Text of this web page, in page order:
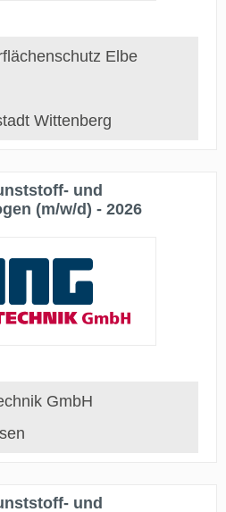
Elbe
Wittenberg
und
(m/w/d) - 2026
GmbH
und